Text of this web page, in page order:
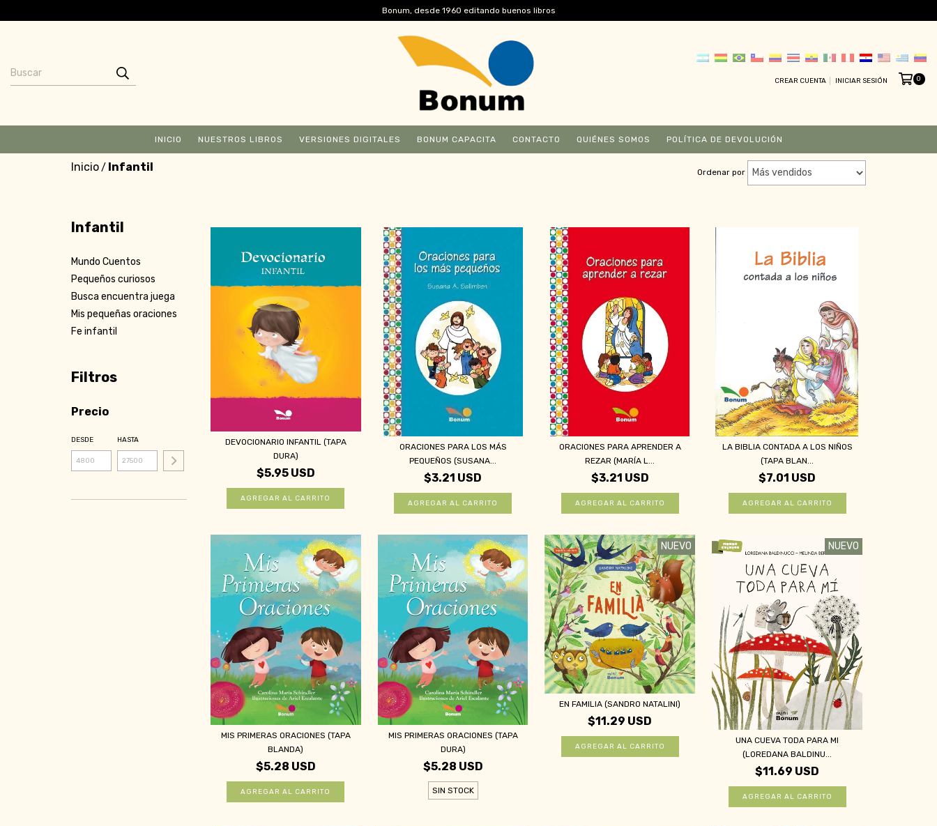
Bonum, desde 1960 editando buenos libros
CREAR CUENTA INICIAR SESIÓN 0
INICIO NUESTROS LIBROS VERSIONES DIGITALES BONUM CAPACITA CONTACTO QUIÉNES SOMOS POLÍTICA DE DEVOLUCIÓN
Inicio/ Infantil Ordenar por
Infantil
Mundo Cuentos
Pequeños curiosos
Busca encuentra juega
Mis pequeñas oraciones
Fe infantil
Filtros
Precio
DESDE HASTA
DEVOCIONARIO INFANTIL (TAPA
DURA)
$5.95 USD
ORACIONES PARA LOS MÁS
PEQUEÑOS (SUSANA...
$3.21 USD
ORACIONES PARA APRENDER A
REZAR (MARÍA L...
$3.21 USD
LA BIBLIA CONTADA A LOS NIÑOS
(TAPA BLAN...
$7.01 USD
MIS PRIMERAS ORACIONES (TAPA
BLANDA)
$5.28 USD
MIS PRIMERAS ORACIONES (TAPA
DURA)
$5.28 USD
SIN STOCK
NUEVO
EN FAMILIA (SANDRO NATALINI)
$11.29 USD
NUEVO
UNA CUEVA TODA PARA MI
(LOREDANA BALDINU...
$11.69 USD